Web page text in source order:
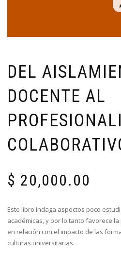
DEL
DOCENTE AL
$ 20,000.00
Este libro indaga aspectos poco
académicas, y por lo tanto favorece
en relación con el impacto de las
culturas universitarias.